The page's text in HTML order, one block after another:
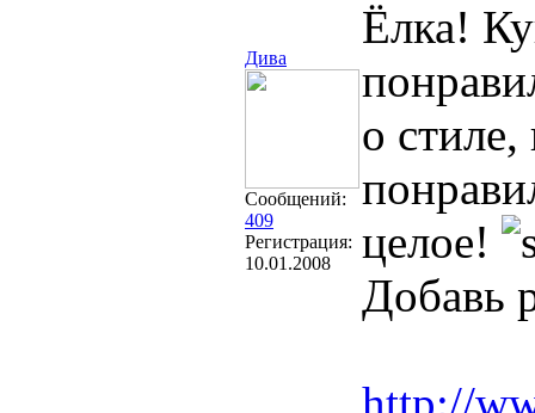
Дива
Сообщений:
409
Регистрация:
10.01.2008
Ёлка!
о
целое!
Добавь